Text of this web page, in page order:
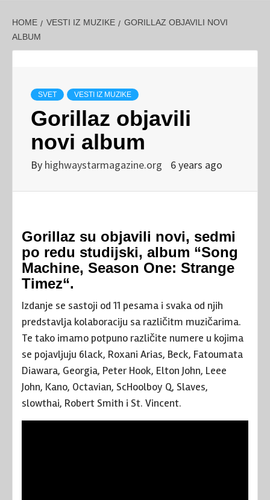
HOME VESTI IZ MUZIKE
GORILLAZ OBJAVILI NOVI
ALBUM
SVET VESTI IZ MUZIKE
Gorillaz objavili
novi album
By highwaystarmagazine.org 6 years ago
Gorillaz su objavili novi, sedmi
po redu studijski, album “Song
Machine, Season One: Strange
Timez“.
Izdanje se sastoji od 11 pesama i svaka od njih
predstavlja kolaboraciju sa različitm muzičarima.
Te tako imamo potpuno različite numere u kojima
se pojavljuju 6lack, Roxani Arias, Beck, Fatoumata
Diawara, Georgia, Peter Hook, Elton John, Leee
John, Kano, Octavian, ScHoolboy Q, Slaves,
slowthai, Robert Smith i St. Vincent.